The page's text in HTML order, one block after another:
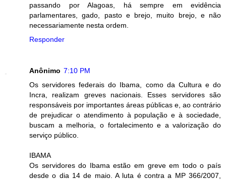
passando por Alagoas, há sempre em evidência
parlamentares, gado, pasto e brejo, muito brejo, e não
necessariamente nesta ordem.
Responder
Anônimo 7:10 PM
Os servidores federais do Ibama, como da Cultura e do
Incra, realizam greves nacionais. Esses servidores são
responsáveis por importantes áreas públicas e, ao contrário
de prejudicar o atendimento à população e à sociedade,
buscam a melhoria, o fortalecimento e a valorização do
serviço público.
IBAMA
Os servidores do Ibama estão em greve em todo o país
desde o dia 14 de maio. A luta é contra a MP 366/2007,